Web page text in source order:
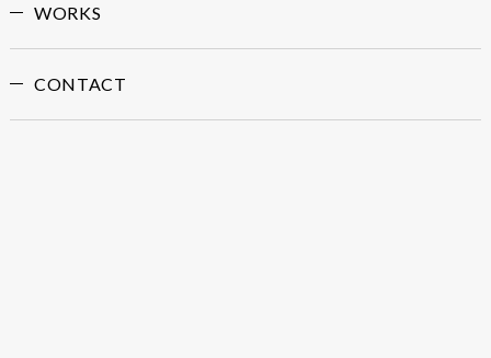
WORKS
CONTACT